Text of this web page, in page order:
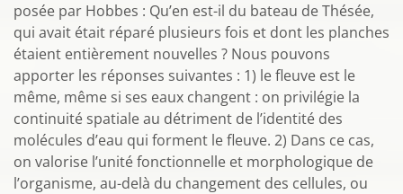
posée par Hobbes : Qu’en est-il du bateau de Thésée,
qui avait était réparé plusieurs fois et dont les planches
étaient entièrement nouvelles ? Nous pouvons
apporter les réponses suivantes : 1) le fleuve est le
même, même si ses eaux changent : on privilégie la
continuité spatiale au détriment de l’identité des
molécules d’eau qui forment le fleuve. 2) Dans ce cas,
on valorise l’unité fonctionnelle et morphologique de
l’organisme, au-delà du changement des cellules, ou